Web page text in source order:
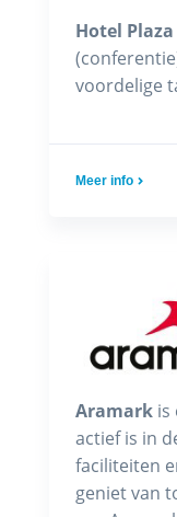
Hotel Plaza
voordelige
Meer info
Aramark is
actief is in
faciliteiten
geniet van